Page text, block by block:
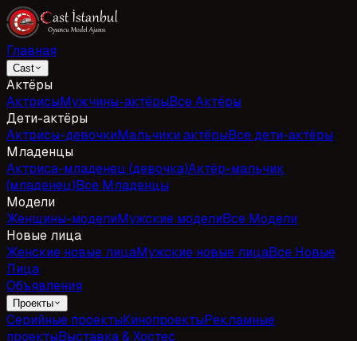
Главная
Cast
Актёры
АктрисыМужчины-актёрыВсе Актёры
Дети-актёры
Актрисы-девочкиМальчики актёрыВсе дети-актёры
Младенцы
Актриса-младенец (девочка)Актёр-мальчик
(младенец)Все Младенцы
Модели
Женщины-моделиМужские моделиВсе Модели
Новые лица
Женские новые лицаМужские новые лицаВсе Новые
Лица
Объявления
Проекты
Серийные проектыКинопроектыРекламные
проектыВыставка & Хостес